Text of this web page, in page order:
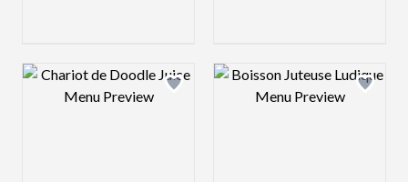
Design preview image Design preview